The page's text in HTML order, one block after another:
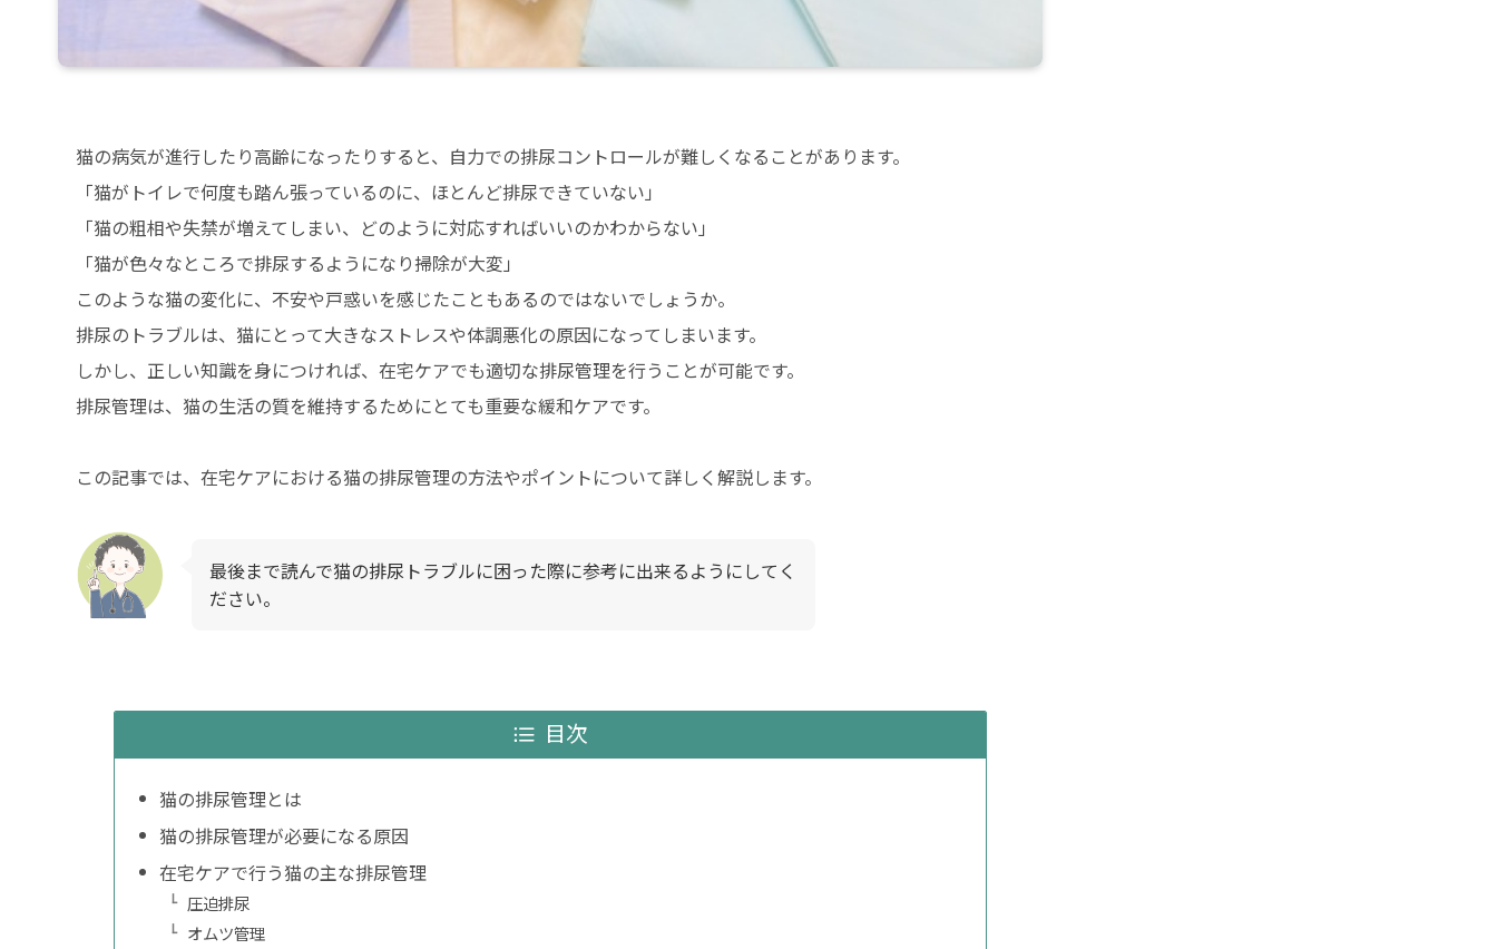
猫の病気が進行したり高齢になったりすると、自力での排尿コントロールが難しくなることがあります。
「猫がトイレで何度も踏ん張っているのに、ほとんど排尿できていない」
「猫の粗相や失禁が増えてしまい、どのように対応すればいいのかわからない」
「猫が色々なところで排尿するようになり掃除が大変」
このような猫の変化に、不安や戸惑いを感じたこともあるのではないでしょうか。
排尿のトラブルは、猫にとって大きなストレスや体調悪化の原因になってしまいます。
しかし、正しい知識を身につければ、在宅ケアでも適切な排尿管理を行うことが可能です。
排尿管理は、猫の生活の質を維持するためにとても重要な緩和ケアです。
この記事では、在宅ケアにおける猫の排尿管理の方法やポイントについて詳しく解説します。
最後まで読んで猫の排尿トラブルに困った際に参考に出来るようにしてく
ださい。
目次
猫の排尿管理とは
猫の排尿管理が必要になる原因
在宅ケアで行う猫の主な排尿管理
圧迫排尿
オムツ管理